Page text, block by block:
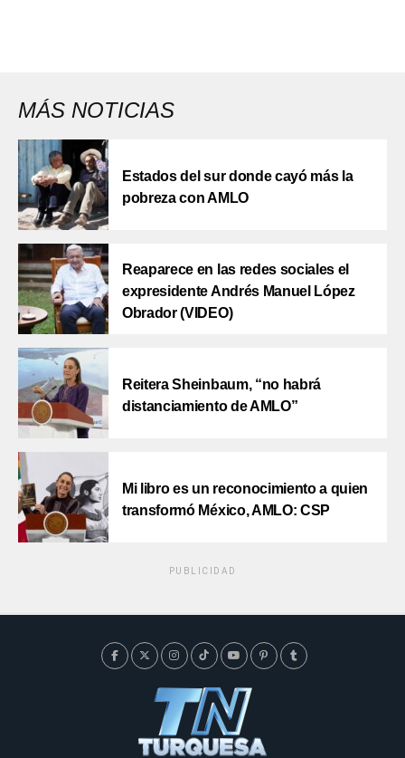
MÁS NOTICIAS
Estados del sur donde cayó más la
pobreza con AMLO
Reaparece en las redes sociales el
expresidente Andrés Manuel López
Obrador (VIDEO)
Reitera Sheinbaum, “no habrá
distanciamiento de AMLO”
Mi libro es un reconocimiento a quien
transformó México, AMLO: CSP
PUBLICIDAD